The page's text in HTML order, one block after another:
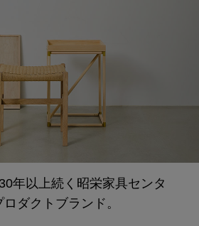
年以上続く昭栄家具センタ
ダクトブランド。